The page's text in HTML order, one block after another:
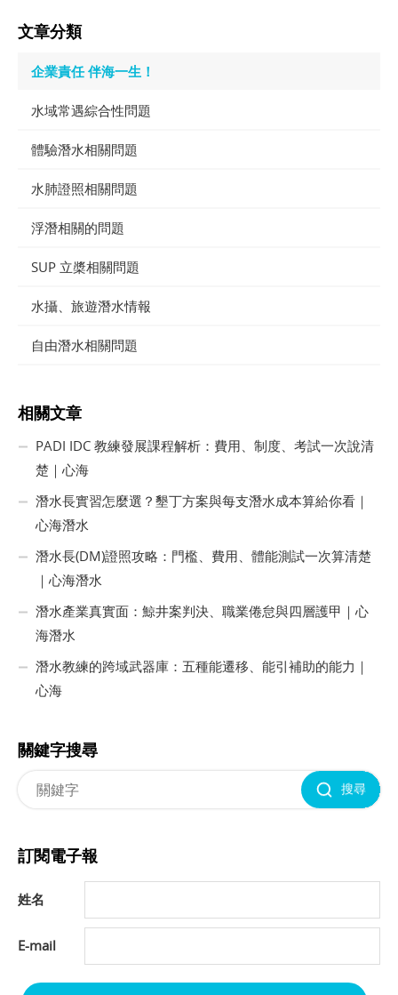
文章分類
企業責任 伴海一生！
水域常遇綜合性問題
體驗潛水相關問題
水肺證照相關問題
浮潛相關的問題
SUP 立槳相關問題
水攝、旅遊潛水情報
自由潛水相關問題
相關文章
PADI IDC 教練發展課程解析：費用、制度、考試一次說清
楚｜心海
潛水長實習怎麼選？墾丁方案與每支潛水成本算給你看｜
心海潛水
潛水長(DM)證照攻略：門檻、費用、體能測試一次算清楚
｜心海潛水
潛水產業真實面：鯨井案判決、職業倦怠與四層護甲｜心
海潛水
潛水教練的跨域武器庫：五種能遷移、能引補助的能力｜
心海
關鍵字搜尋
搜尋
訂閱電子報
姓名
E-mail